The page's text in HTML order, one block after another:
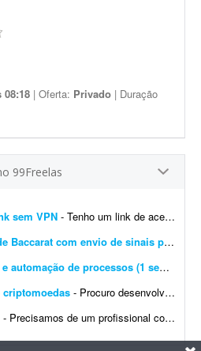
08:18 | Oferta: Privado | Duração
99Freelas
sem VPN - Tenho um link de acesso web que funciona normalmente apenas quando a VPN do dispositivo está ativada. Quando tento acessar o mesmo link sem VPN, a página não carrega e apresen...
Robô de monitoramento de Baccarat com envio de sinais para Telegram
Segurança da informação e automação de processos (1 semana)
criptomoedas - Procuro desenvolvedor full stack para criar uma plataforma profissional e scanner de arbitragem de criptomoedas, semelhante às principais soluções internacionais do mercado, po...
- Precisamos de um profissional com experiência em e-commerce e em configurações no Bling. Atualmente temos a conta de um cliente integrada com loja própria, Mercado Livre,...